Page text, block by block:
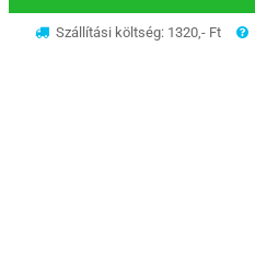
Szállítási költség: 1320,- Ft